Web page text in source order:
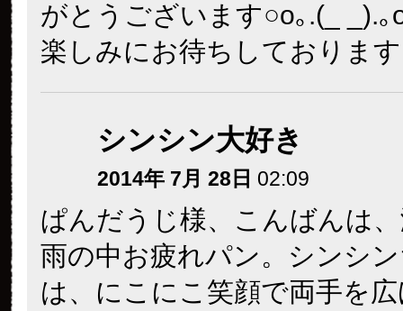
がとうございます○o｡.(_ _).｡
楽しみにお待ちしておりま
シンシン大好き
2014年 7月 28日 02:09
ぱんだうじ様、こんばんは
雨の中お疲れパン。シンシ
は、にこにこ笑顔で両手を